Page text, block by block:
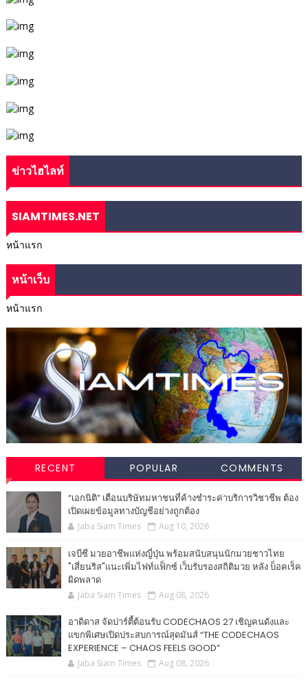
ข่าวไฮไลท์
SIAMTIMES.NET
หน้าแรก
หน้าเว็บ
หน้าแรก
RECENT POPULAR COMMENTS
“เอกนิติ” เตือนบริษัทมหาชนที่ค้างชำระค่าบริการวิชาชีพ ต้อง
เปิดเผยข้อมูลทางบัญชีอย่างถูกต้อง
Jaba Siam Times Aug 10, 2026
เจบีซี มวยอาชีพแห่งญี่ปุ่น พร้อมสนับสนุนนักมวยชาวไทย
"เสี่ยนริส"แนะเพิ่มไฟท์แฟ็กซ์ เว็บรับรองสถิติมวย หลัง บ็อคเร็ค
ผิดพลาด
Jaba Siam Times Aug 08, 2026
อาดิดาส จัดปาร์ตี้ต้อนรับ CODECHAOS 27 เชิญคนดังและ
แขกพิเศษเปิดประสบการณ์สุดมันส์ “THE CODECHAOS
EXPERIENCE – CHAOS FEELS GOOD”
Jaba Siam Times Aug 08, 2026